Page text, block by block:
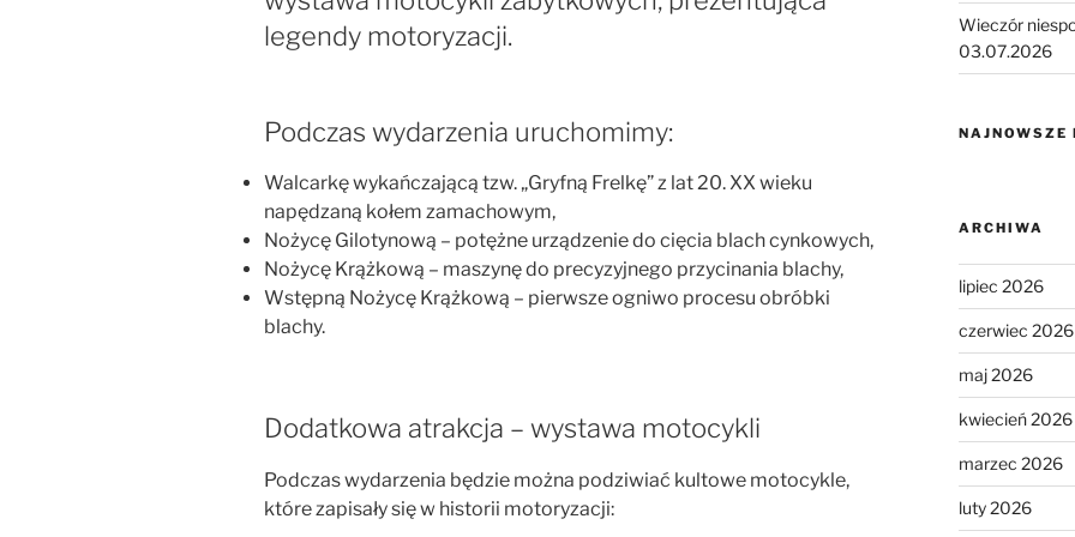
legendy motoryzacji.
Podczas wydarzenia uruchomimy:
Walcarkę wykańczającą tzw. „Gryfną Frelkę” z lat 20. XX wieku
napędzaną kołem zamachowym,
Nożycę Gilotynową – potężne urządzenie do cięcia blach cynkowych,
Nożycę Krążkową – maszynę do precyzyjnego przycinania blachy,
Wstępną Nożycę Krążkową – pierwsze ogniwo procesu obróbki
blachy.
Dodatkowa atrakcja – wystawa motocykli
Podczas wydarzenia będzie można podziwiać kultowe motocykle,
które zapisały się w historii motoryzacji:
Wieczór
03.07.2026
NAJNOWSZE
ARCHIWA
lipiec 2026
czerwiec 2026
maj 2026
kwiecień 2026
marzec 2026
luty 2026